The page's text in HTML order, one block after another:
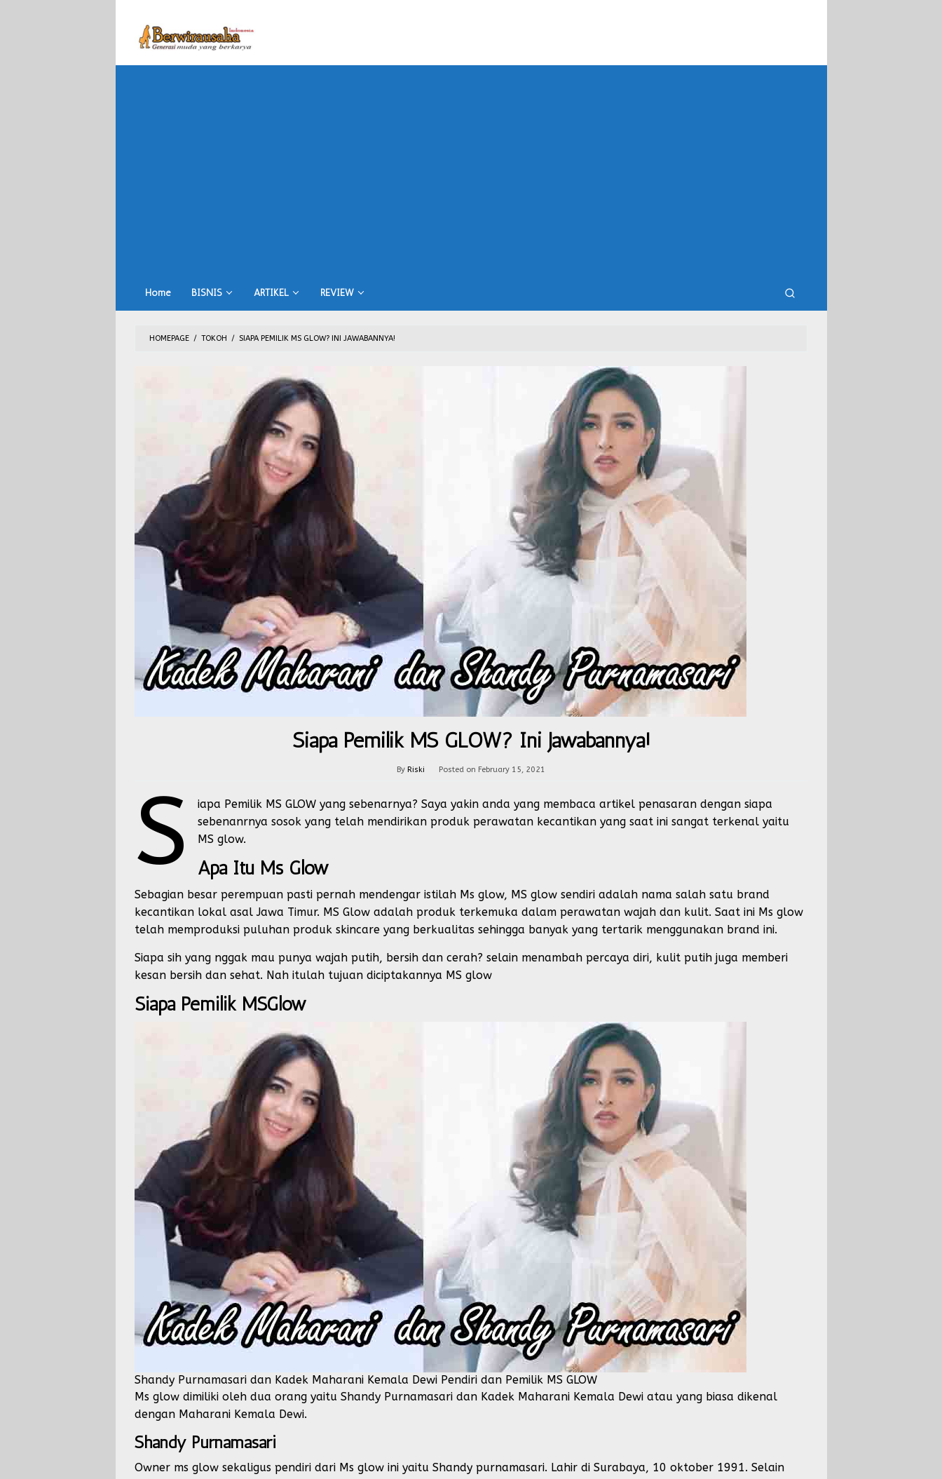
content
Home BISNIS ARTIKEL REVIEW
HOMEPAGE / TOKOH / SIAPA PEMILIK MS GLOW? INI JAWABANNYA!
Siapa Pemilik MS GLOW? Ini Jawabannya!
By Riski Posted on February 15, 2021
S
iapa Pemilik MS GLOW yang sebenarnya? Saya yakin anda yang membaca artikel penasaran dengan siapa
sebenanrnya sosok yang telah mendirikan produk perawatan kecantikan yang saat ini sangat terkenal yaitu
MS glow.
Apa Itu Ms Glow
Sebagian besar perempuan pasti pernah mendengar istilah Ms glow, MS glow sendiri adalah nama salah satu brand
kecantikan lokal asal Jawa Timur. MS Glow adalah produk terkemuka dalam perawatan wajah dan kulit. Saat ini Ms glow
telah memproduksi puluhan produk skincare yang berkualitas sehingga banyak yang tertarik menggunakan brand ini.
Siapa sih yang nggak mau punya wajah putih, bersih dan cerah? selain menambah percaya diri, kulit putih juga memberi
kesan bersih dan sehat. Nah itulah tujuan diciptakannya MS glow
Siapa Pemilik MSGlow
Shandy Purnamasari dan Kadek Maharani Kemala Dewi Pendiri dan Pemilik MS GLOW
Ms glow dimiliki oleh dua orang yaitu Shandy Purnamasari dan Kadek Maharani Kemala Dewi atau yang biasa dikenal
dengan Maharani Kemala Dewi.
Shandy Purnamasari
Owner ms glow sekaligus pendiri dari Ms glow ini yaitu Shandy purnamasari. Lahir di Surabaya, 10 oktober 1991. Selain